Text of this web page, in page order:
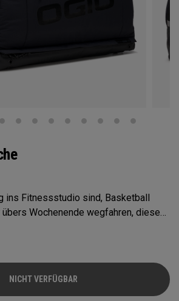
ins Fitnessstudio sind, Basketball
Wochenende wegfahren, diese
multifunktionaler Traum. Jedes
Mit dem Vault Fach, der
Umziehmatte, unterschiedlichen
NICHT VERFÜGBAR